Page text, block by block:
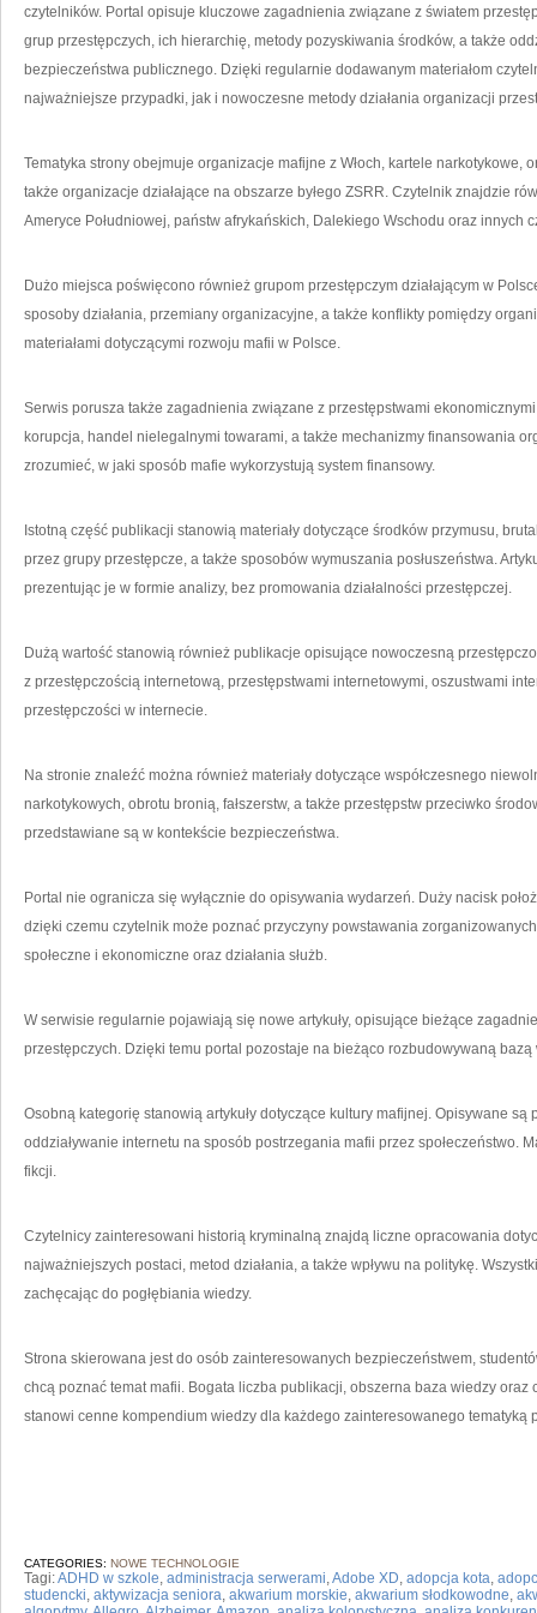
czytelników. Portal opisuje kluczowe zagadnienia związane z światem
grup przestępczych, ich hierarchię, metody pozyskiwania środków, a także
bezpieczeństwa publicznego. Dzięki regularnie dodawanym materiałom
najważniejsze przypadki, jak i nowoczesne metody działania organizacji
Tematyka strony obejmuje organizacje mafijne z Włoch, kartele narkotykowe,
także organizacje działające na obszarze byłego ZSRR. Czytelnik znajdzie
Ameryce Południowej, państw afrykańskich, Dalekiego Wschodu oraz innych
Dużo miejsca poświęcono również grupom przestępczym działającym w
sposoby działania, przemiany organizacyjne, a także konflikty pomiędzy
materiałami dotyczącymi rozwoju mafii w Polsce.
Serwis porusza także zagadnienia związane z przestępstwami
korupcja, handel nielegalnymi towarami, a także mechanizmy finansowania
zrozumieć, w jaki sposób mafie wykorzystują system finansowy.
Istotną część publikacji stanowią materiały dotyczące środków przymusu,
przez grupy przestępcze, a także sposobów wymuszania posłuszeństwa.
prezentując je w formie analizy, bez promowania działalności przestępczej.
Dużą wartość stanowią również publikacje opisujące nowoczesną
z przestępczością internetową, przestępstwami internetowymi, oszustwami
przestępczości w internecie.
Na stronie znaleźć można również materiały dotyczące współczesnego
narkotykowych, obrotu bronią, fałszerstw, a także przestępstw przeciwko
przedstawiane są w kontekście bezpieczeństwa.
Portal nie ogranicza się wyłącznie do opisywania wydarzeń. Duży nacisk
dzięki czemu czytelnik może poznać przyczyny powstawania
społeczne i ekonomiczne oraz działania służb.
W serwisie regularnie pojawiają się nowe artykuły, opisujące bieżące
przestępczych. Dzięki temu portal pozostaje na bieżąco rozbudowywaną bazą
Osobną kategorię stanowią artykuły dotyczące kultury mafijnej. Opisywane
oddziaływanie internetu na sposób postrzegania mafii przez społeczeństwo.
fikcji.
Czytelnicy zainteresowani historią kryminalną znajdą liczne opracowania
najważniejszych postaci, metod działania, a także wpływu na politykę.
zachęcając do pogłębiania wiedzy.
Strona skierowana jest do osób zainteresowanych bezpieczeństwem,
chcą poznać temat mafii. Bogata liczba publikacji, obszerna baza wiedzy oraz
stanowi cenne kompendium wiedzy dla każdego zainteresowanego tematyką
CATEGORIES: NOWE TECHNOLOGIE
Tagi:ADHD w szkole, administracja serwerami,Adobe XD, adopcja kota,
studencki, aktywizacja seniora, akwarium morskie, akwarium słodkowodne,